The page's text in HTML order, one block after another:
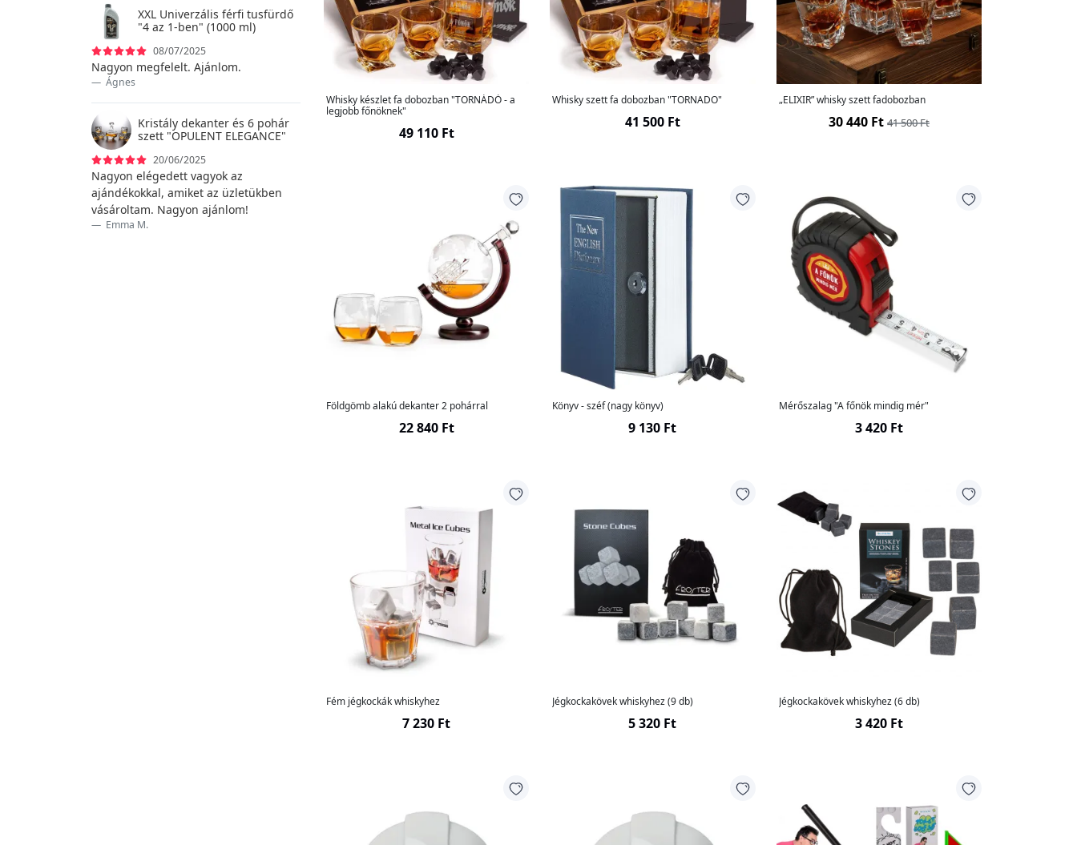
Személyre szabott ajándékok 2
Szettek
Tollak
Tricouri
USB meghajtók
Vágódeszkák
XXL Univerzális férfi tusfürdő
"4 az 1-ben" (1000 ml)
08/07/2025
Nagyon megfelelt. Ajánlom.
Ágnes
Kristály dekanter és 6 pohár
szett "OPULENT ELEGANCE"
20/06/2025
Nagyon elégedett vagyok az
ajándékokkal, amiket az üzletükben
vásároltam. Nagyon ajánlom!
Emma M.
Whisky készlet fa dobozban "TORNÁDÓ - a
legjobb főnöknek"
49 110 Ft
Whisky szett fa dobozban "TORNADO"
41 500 Ft
„ELIXIR” whisky szett fadobozban
30 440 Ft 41 500 Ft
Földgömb alakú dekanter 2 pohárral
22 840 Ft
Könyv - széf (nagy könyv)
9 130 Ft
Mérőszalag "A főnök mindig mér"
3 420 Ft
Fém jégkockák whiskyhez
7 230 Ft
Jégkockakövek whiskyhez (9 db)
5 320 Ft
Jégkockakövek whiskyhez (6 db)
3 420 Ft